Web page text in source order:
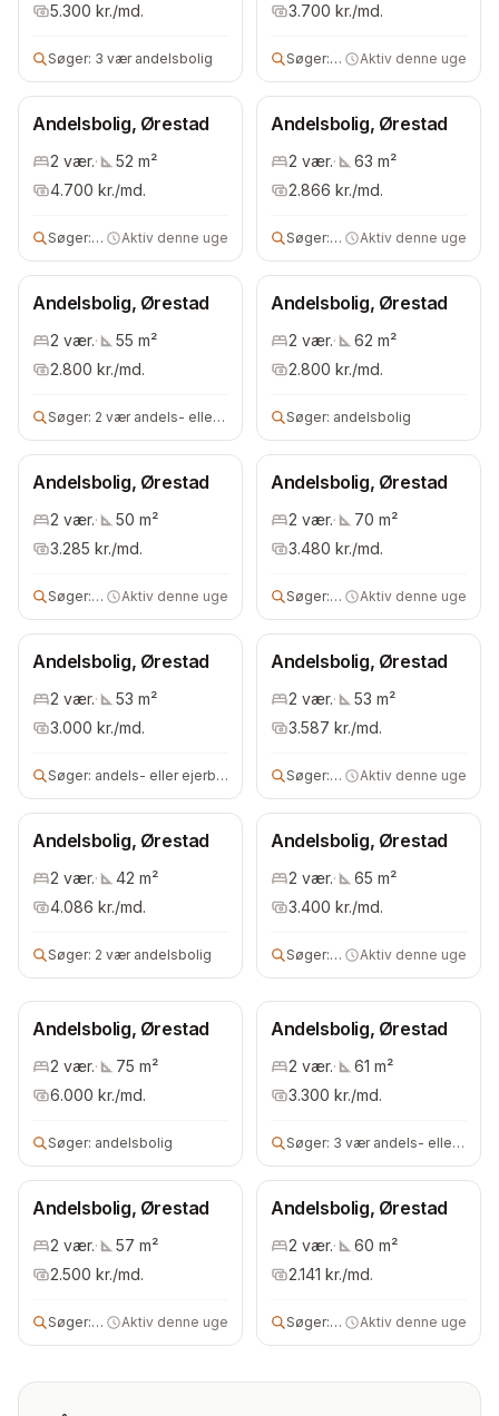
5.300 kr./md.
Søger: 3 vær andelsbolig
3.700 kr./md.
Søger:3 vær andelsbolig
Aktiv denne uge
Andelsbolig, Ørestad
2 vær.· 52 m²
4.700 kr./md.
Søger:2 vær andelsbolig
Aktiv denne uge
Andelsbolig, Ørestad
2 vær.· 63 m²
2.866 kr./md.
Søger:3 vær andelsbolig
Aktiv denne uge
Andelsbolig, Ørestad
2 vær.· 55 m²
2.800 kr./md.
Søger: 2 vær andels- eller ejerbolig
Andelsbolig, Ørestad
2 vær.· 62 m²
2.800 kr./md.
Søger: andelsbolig
Andelsbolig, Ørestad
2 vær.· 50 m²
3.285 kr./md.
Søger:andelsbolig
Aktiv denne uge
Andelsbolig, Ørestad
2 vær.· 70 m²
3.480 kr./md.
Søger:2 vær andels- eller
Aktiv denne uge
Andelsbolig, Ørestad
2 vær.· 53 m²
3.000 kr./md.
Søger: andels- eller ejerbolig
Andelsbolig, Ørestad
2 vær.· 53 m²
3.587 kr./md.
Søger:2 vær andels- eller
Aktiv denne uge
Andelsbolig, Ørestad
2 vær.· 42 m²
4.086 kr./md.
Søger: 2 vær andelsbolig
Andelsbolig, Ørestad
2 vær.· 65 m²
3.400 kr./md.
Søger:2 vær ejerbolig
Aktiv denne uge
Andelsbolig, Ørestad
2 vær.· 75 m²
6.000 kr./md.
Søger: andelsbolig
Andelsbolig, Ørestad
2 vær.· 61 m²
3.300 kr./md.
Søger: 3 vær andels- eller ejerbolig
Andelsbolig, Ørestad
2 vær.· 57 m²
2.500 kr./md.
Søger:3 vær andelsbolig
Aktiv denne uge
Andelsbolig, Ørestad
2 vær.· 60 m²
2.141 kr./md.
Søger:andelsbolig
Aktiv denne uge